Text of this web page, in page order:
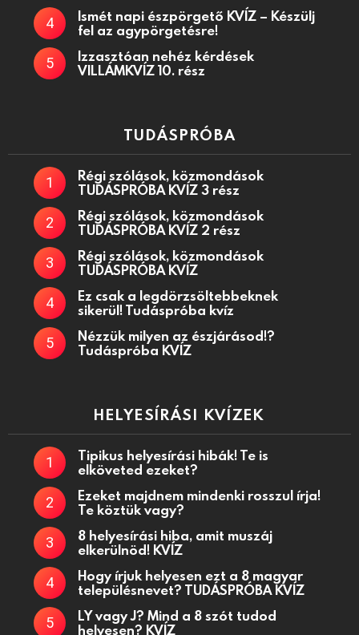
Ismét napi észpörgető KVÍZ – Készülj
fel az agypörgetésre!
Izzasztóan nehéz kérdések
VILLÁMKVÍZ 10. rész
TUDÁSPRÓBA
Régi szólások, közmondások
TUDÁSPRÓBA KVÍZ 3 rész
Régi szólások, közmondások
TUDÁSPRÓBA KVÍZ 2 rész
Régi szólások, közmondások
TUDÁSPRÓBA KVÍZ
Ez csak a legdörzsöltebbeknek
sikerül! Tudáspróba kvíz
Nézzük milyen az észjárásod!?
Tudáspróba KVÍZ
HELYESÍRÁSI KVÍZEK
Tipikus helyesírási hibák! Te is
elköveted ezeket?
Ezeket majdnem mindenki rosszul írja!
Te köztük vagy?
8 helyesírási hiba, amit muszáj
elkerülnöd! KVÍZ
Hogy írjuk helyesen ezt a 8 magyar
településnevet? TUDÁSPRÓBA KVÍZ
LY vagy J? Mind a 8 szót tudod
helyesen? KVÍZ